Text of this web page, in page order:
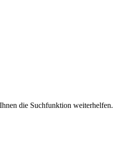
die Suchfunktion weiterhelfen.